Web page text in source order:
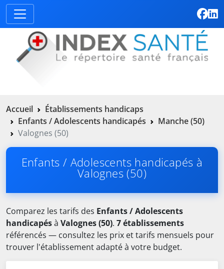
Accueil
Établissements handicaps
Enfants / Adolescents handicapés
Manche (50)
Valognes (50)
Enfants / Adolescents handicapés à
Valognes (50)
Comparez les tarifs des Enfants / Adolescents
handicapésà Valognes (50). 7 établissements
référencés — consultez les prix et tarifs mensuels pour
trouver l'établissement adapté à votre budget.